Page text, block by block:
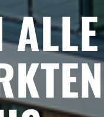
ALLE